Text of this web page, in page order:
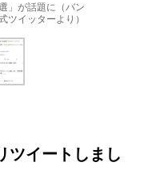
」が話題に（バン
ツイッターより）
ツイートしまし